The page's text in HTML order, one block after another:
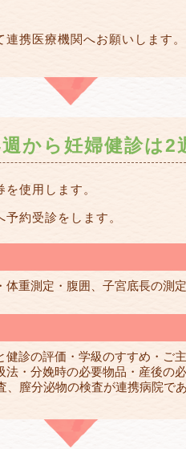
携医療機関へお願いします。
から妊婦健診は2
使用します。
約受診をします。
体重測定・腹囲、子宮底長の測
健診の評価・学級のすすめ・ご
・分娩時の必要物品・産後の
、膣分泌物の検査が連携病院で